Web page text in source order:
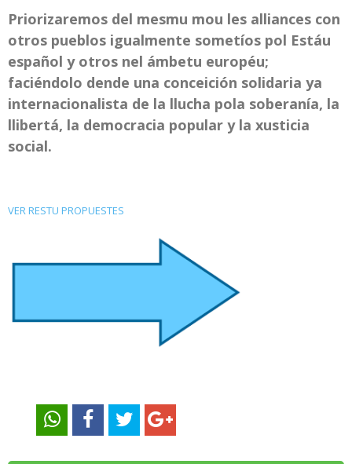
Priorizaremos del mesmu mou les alliances con
otros pueblos igualmente sometíos pol Estáu
español y otros nel ámbetu européu;
faciéndolo dende una conceición solidaria ya
internacionalista de la llucha pola soberanía, la
llibertá, la democracia popular y la xusticia
social.
VER RESTU PROPUESTES